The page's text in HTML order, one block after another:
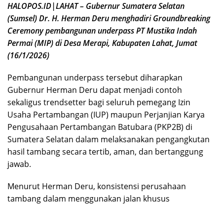
HALOPOS.ID|LAHAT – Gubernur Sumatera Selatan
(Sumsel) Dr. H. Herman Deru menghadiri Groundbreaking
Ceremony pembangunan underpass PT Mustika Indah
Permai (MIP) di Desa Merapi, Kabupaten Lahat, Jumat
(16/1/2026)
Pembangunan underpass tersebut diharapkan
Gubernur Herman Deru dapat menjadi contoh
sekaligus trendsetter bagi seluruh pemegang Izin
Usaha Pertambangan (IUP) maupun Perjanjian Karya
Pengusahaan Pertambangan Batubara (PKP2B) di
Sumatera Selatan dalam melaksanakan pengangkutan
hasil tambang secara tertib, aman, dan bertanggung
jawab.
Menurut Herman Deru, konsistensi perusahaan
tambang dalam menggunakan jalan khusus